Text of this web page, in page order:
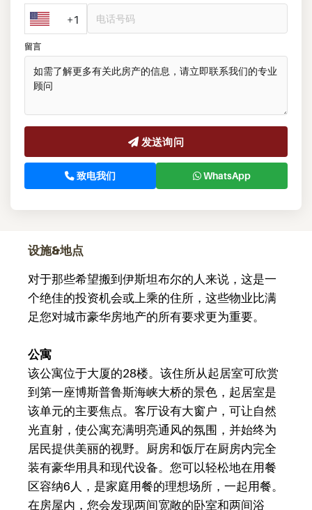
+1
留言
发送询问
致电我们 WhatsApp
设施&地点
对于那些希望搬到伊斯坦布尔的人来说，这是一
个绝佳的投资机会或上乘的住所，这些物业比满
足您对城市豪华房地产的所有要求更为重要。
公寓
该公寓位于大厦的28楼。该住所从起居室可欣赏
到第一座博斯普鲁斯海峡大桥的景色，起居室是
该单元的主要焦点。客厅设有大窗户，可让自然
光直射，使公寓充满明亮通风的氛围，并始终为
居民提供美丽的视野。厨房和饭厅在厨房内完全
装有豪华用具和现代设备。您可以轻松地在用餐
区容纳6人，是家庭用餐的理想场所，一起用餐。
在房屋内，您会发现两间宽敞的卧室和两间浴